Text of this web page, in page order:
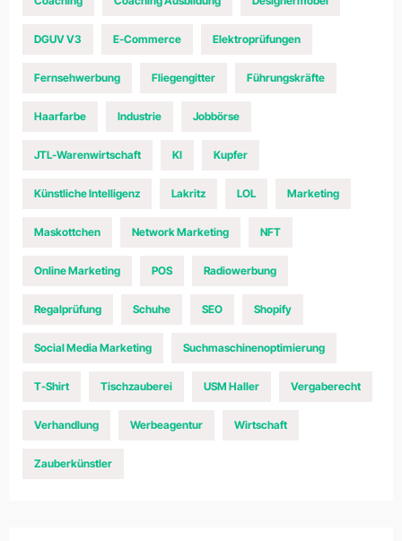
DGUV V3 E-Commerce Elektroprüfungen
Fernsehwerbung Fliegengitter Führungskräfte
Haarfarbe Industrie Jobbörse
JTL-Warenwirtschaft KI Kupfer
Künstliche Intelligenz Lakritz LOL Marketing
Maskottchen Network Marketing NFT
Online Marketing POS Radiowerbung
Regalprüfung Schuhe SEO Shopify
Social Media Marketing Suchmaschinenoptimierung
T-Shirt Tischzauberei USM Haller Vergaberecht
Verhandlung Werbeagentur Wirtschaft
Zauberkünstler